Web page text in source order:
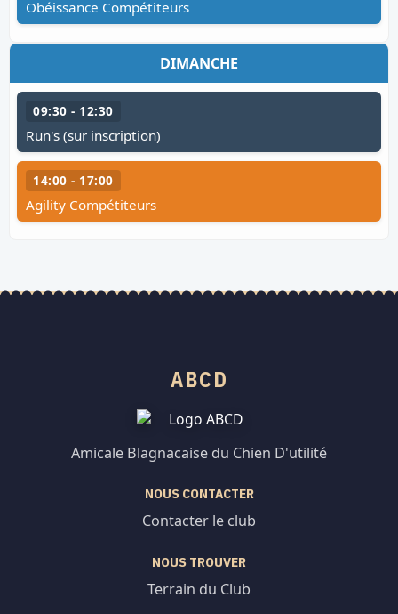
Obéissance Compétiteurs
DIMANCHE
09:30 - 12:30
Run's (sur inscription)
14:00 - 17:00
Agility Compétiteurs
ABCD
Amicale Blagnacaise du Chien D'utilité
NOUS CONTACTER
Contacter le club
NOUS TROUVER
Terrain du Club